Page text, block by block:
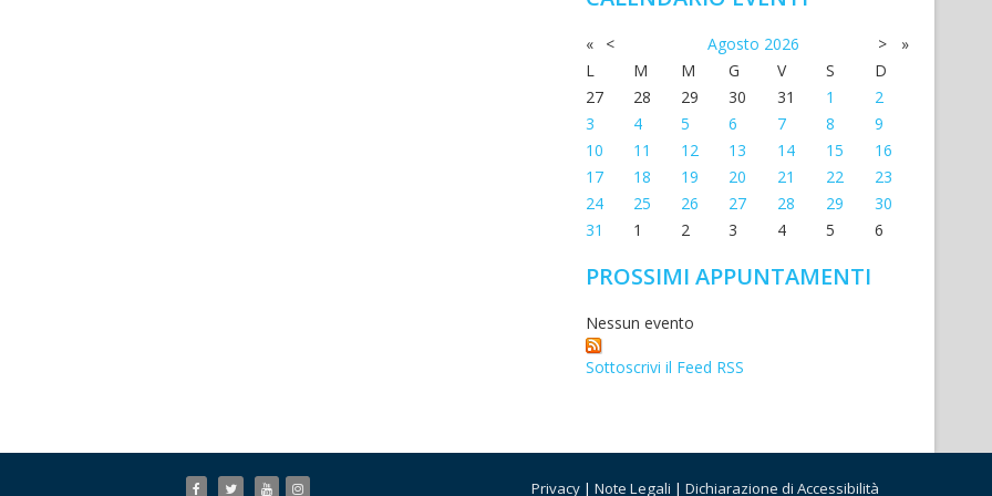
« < Agosto 2026 >
»
L
M M G V S
D
27
28 29 30 31 1
2
3
4 5 6 7 8
9
10
11 12 13 14 15
16
17
18 19 20 21 22
23
24
25 26 27 28 29
30
31
1 2 3 4 5 6
PROSSIMI APPUNTAMENTI
Nessun evento
Sottoscrivi il Feed RSS
Privacy | Note Legali | Dichiarazione di Accessibilità